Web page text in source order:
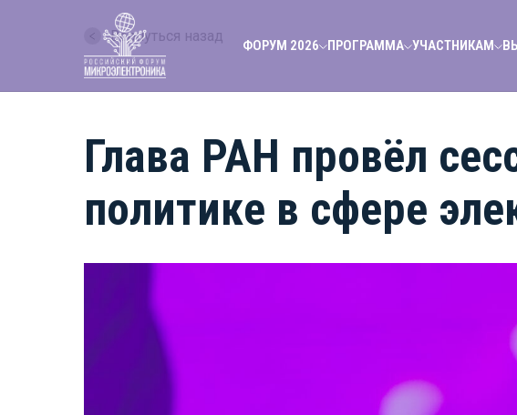
ФОРУМ 2026 ПРОГРАММА УЧАСТНИКАМ
Вернуться назад
Глава РАН провёл
политике в сфере